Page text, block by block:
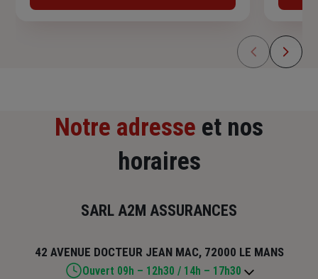
Notre adresse et nos
horaires
SARL A2M ASSURANCES
42 AVENUE DOCTEUR JEAN MAC, 72000 LE MANS
Ouvert 09h – 12h30 / 14h – 17h30